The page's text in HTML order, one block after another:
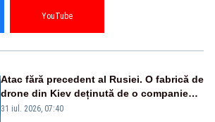
YouTube
Atac fără precedent al Rusiei. O fabrică de
drone din Kiev deținută de o companie
americană, distrusă de o rachetă
31 iul. 2026, 07:40